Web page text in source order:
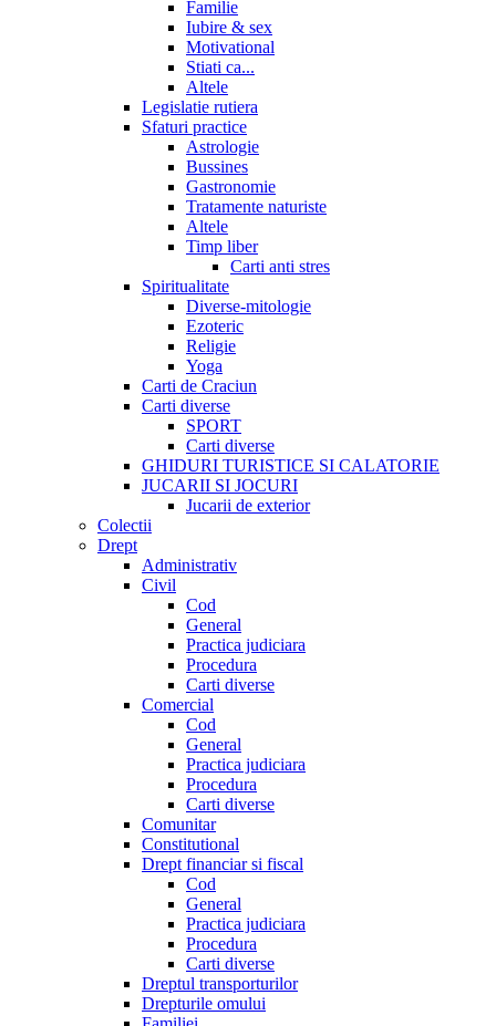
Familie
Iubire & sex
Motivational
Stiati ca...
Altele
Legislatie rutiera
Sfaturi practice
Astrologie
Bussines
Gastronomie
Tratamente naturiste
Altele
Timp liber
Carti anti stres
Spiritualitate
Diverse-mitologie
Ezoteric
Religie
Yoga
Carti de Craciun
Carti diverse
SPORT
Carti diverse
GHIDURI TURISTICE SI CALATORIE
JUCARII SI JOCURI
Jucarii de exterior
Colectii
Drept
Administrativ
Civil
Cod
General
Practica judiciara
Procedura
Carti diverse
Comercial
Cod
General
Practica judiciara
Procedura
Carti diverse
Comunitar
Constitutional
Drept financiar si fiscal
Cod
General
Practica judiciara
Procedura
Carti diverse
Dreptul transporturilor
Drepturile omului